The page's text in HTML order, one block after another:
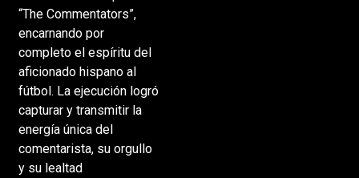
“The Commentators”,
encarnando por
completo el espíritu del
aficionado hispano al
fútbol. La ejecución logró
capturar y transmitir la
energía única del
comentarista, su orgullo
y su lealtad